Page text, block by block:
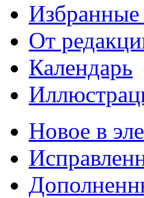
Избранные
От
Календарь
Новое в